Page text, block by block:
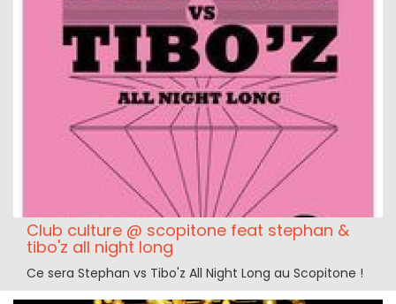
Club culture @ scopitone feat stephan &
tibo'z all night long
Ce sera Stephan vs Tibo'z All Night Long au Scopitone !